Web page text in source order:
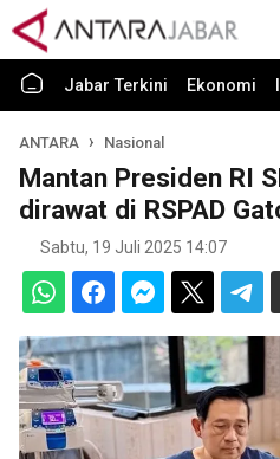
Jabar Terkini Ekonomi
ANTARA Nasional
Mantan Presiden RI
dirawat di RSPAD
Sabtu, 19 Juli 2025 14:07